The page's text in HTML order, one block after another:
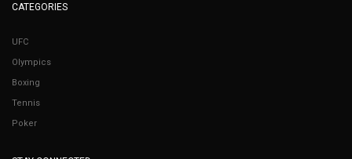
CATEGORIES
UFC
Olympics
Boxing
Tennis
Poker